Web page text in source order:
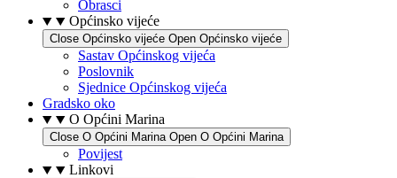
Obrasci
Općinsko vijeće
Close Općinsko vijeće Open Općinsko vijeće
Sastav Općinskog vijeća
Poslovnik
Sjednice Općinskog vijeća
Gradsko oko
O Općini Marina
Close O Općini Marina Open O Općini Marina
Povijest
Linkovi